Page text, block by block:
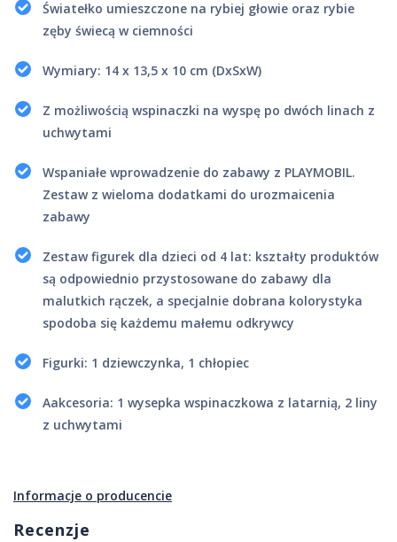
Światełko umieszczone na rybiej głowie oraz rybie
zęby świecą w ciemności
Wymiary: 14 x 13,5 x 10 cm (DxSxW)
Z możliwością wspinaczki na wyspę po dwóch linach z
uchwytami
Wspaniałe wprowadzenie do zabawy z PLAYMOBIL.
Zestaw z wieloma dodatkami do urozmaicenia
zabawy
Zestaw figurek dla dzieci od 4 lat: kształty produktów
są odpowiednio przystosowane do zabawy dla
malutkich rączek, a specjalnie dobrana kolorystyka
spodoba się każdemu małemu odkrywcy
Figurki: 1 dziewczynka, 1 chłopiec
Aakcesoria: 1 wysepka wspinaczkowa z latarnią, 2 liny
z uchwytami
Informacje o producencie
Recenzje